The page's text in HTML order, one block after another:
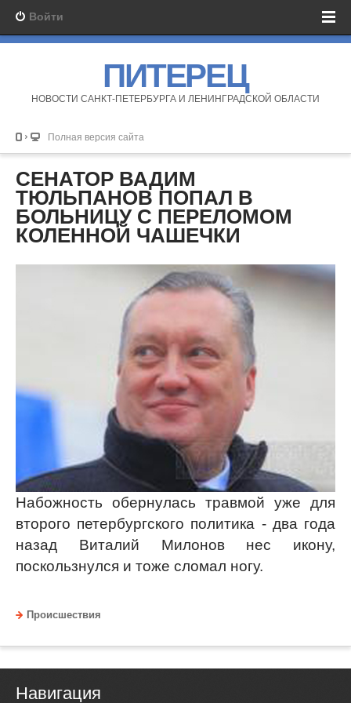
Войти
ПИТЕРЕЦ
НОВОСТИ САНКТ-ПЕТЕРБУРГА И ЛЕНИНГРАДСКОЙ ОБЛАСТИ
Полная версия сайта
СЕНАТОР ВАДИМ
ТЮЛЬПАНОВ ПОПАЛ В
БОЛЬНИЦУ С ПЕРЕЛОМОМ
КОЛЕННОЙ ЧАШЕЧКИ
Набожность обернулась травмой уже для
второго петербургского политика - два года
назад Виталий Милонов нес икону,
поскользнулся и тоже сломал ногу.
Происшествия
Навигация